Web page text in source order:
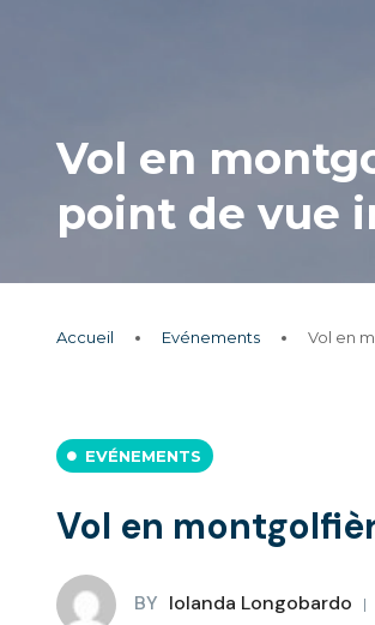
Vol en
point de vue
Accueil Evénements Vol en
EVÉNEMENTS
Vol en
BY Iolanda Longobardo